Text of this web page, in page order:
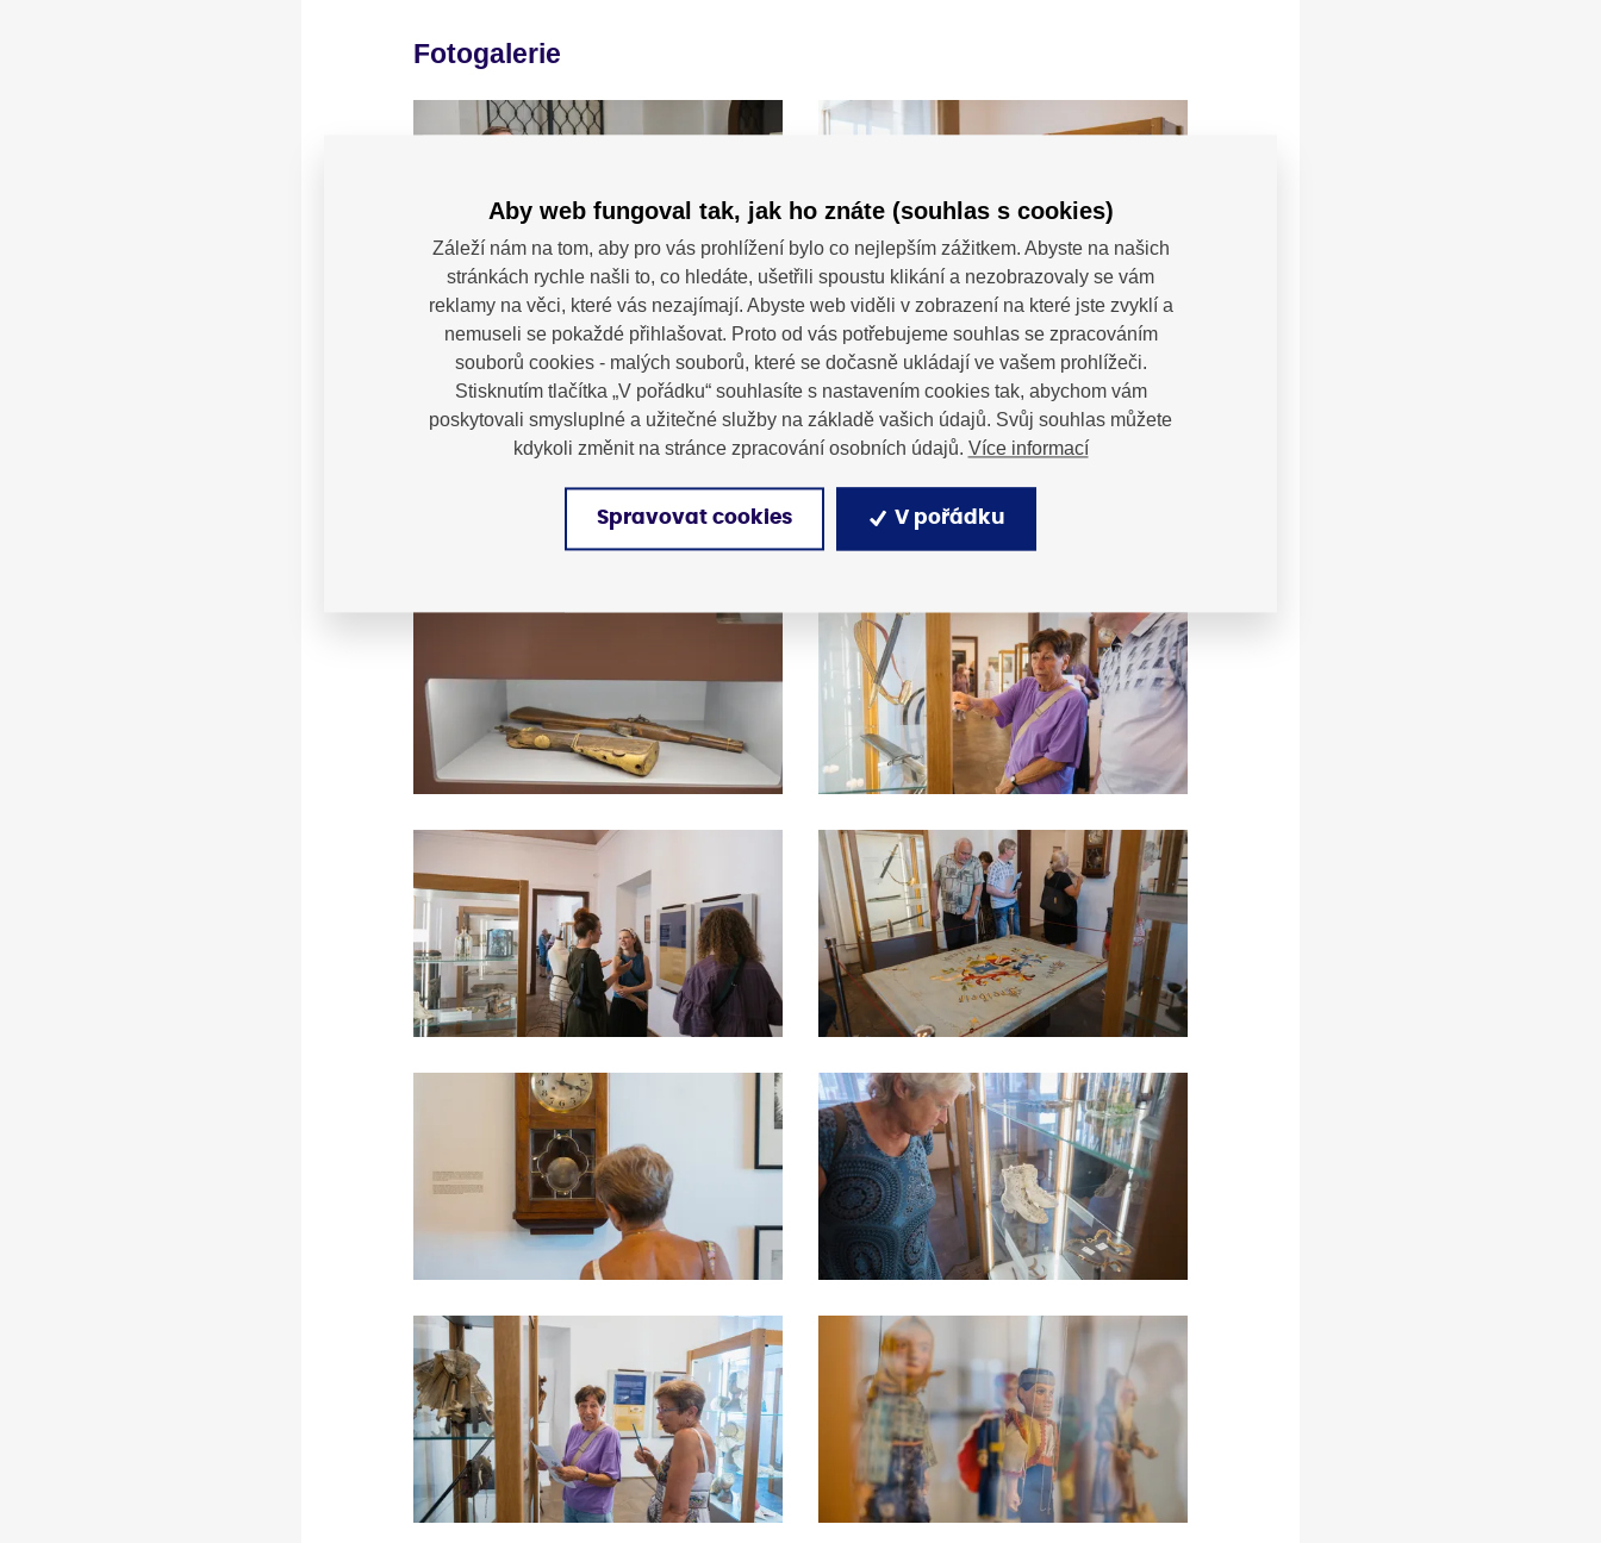
Fotogalerie
Aby web fungoval tak, jak ho znáte (souhlas s cookies)
Záleží nám na tom, aby pro vás prohlížení bylo co nejlepším zážitkem. Abyste na našich
stránkách rychle našli to, co hledáte, ušetřili spoustu klikání a nezobrazovaly se vám
reklamy na věci, které vás nezajímají. Abyste web viděli v zobrazení na které jste zvyklí a
nemuseli se pokaždé přihlašovat. Proto od vás potřebujeme souhlas se zpracováním
souborů cookies - malých souborů, které se dočasně ukládají ve vašem prohlížeči.
Stisknutím tlačítka „V pořádku“ souhlasíte s nastavením cookies tak, abychom vám
poskytovali smysluplné a užitečné služby na základě vašich údajů. Svůj souhlas můžete
kdykoli změnit na stránce zpracování osobních údajů. Více informací
Spravovat cookies V pořádku